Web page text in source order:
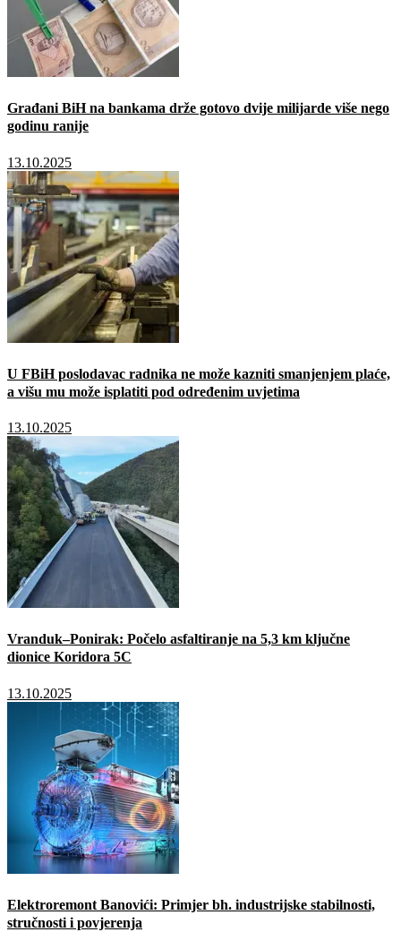
Građani BiH na bankama drže gotovo dvije milijarde više nego
godinu ranije
13.10.2025
U FBiH poslodavac radnika ne može kazniti smanjenjem plaće,
a višu mu može isplatiti pod određenim uvjetima
13.10.2025
Vranduk–Ponirak: Počelo asfaltiranje na 5,3 km ključne
dionice Koridora 5C
13.10.2025
Elektroremont Banovići: Primjer bh. industrijske stabilnosti,
stručnosti i povjerenja